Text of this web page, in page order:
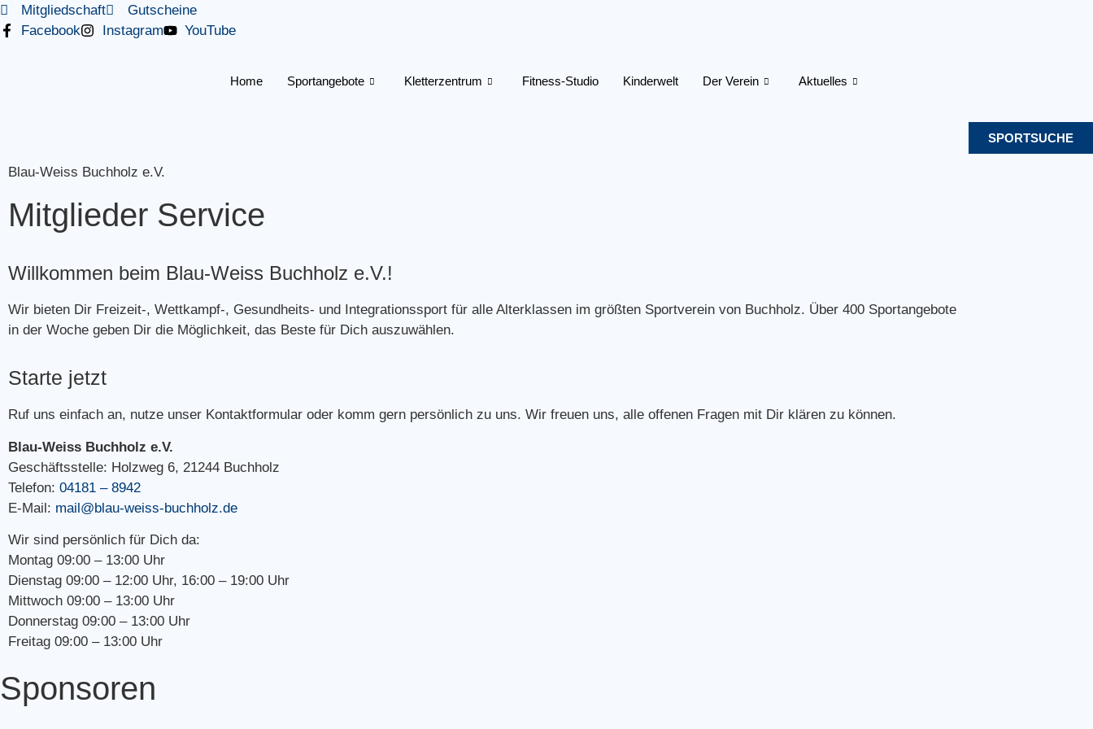
Mitgliedschaft
Gutscheine
Facebook
Instagram YouTube
Home Sportangebote Kletterzentrum Fitness-Studio Kinderwelt Der Verein Aktuelles
SPORTSUCHE
Blau-Weiss Buchholz e.V.
Mitglieder Service
Willkommen beim Blau-Weiss Buchholz e.V.!
Wir bieten Dir Freizeit-, Wettkampf-, Gesundheits- und Integrationssport für alle Alterklassen im größten Sportverein von Buchholz. Über 400 Sportangebote
in der Woche geben Dir die Möglichkeit, das Beste für Dich auszuwählen.
Starte jetzt
Ruf uns einfach an, nutze unser Kontaktformular oder komm gern persönlich zu uns. Wir freuen uns, alle offenen Fragen mit Dir klären zu können.
Blau-Weiss Buchholz e.V.
Geschäftsstelle: Holzweg 6, 21244 Buchholz
Telefon: 04181 – 8942
E-Mail: mail@blau-weiss-buchholz.de
Wir sind persönlich für Dich da:
Montag 09:00 – 13:00 Uhr
Dienstag 09:00 – 12:00 Uhr, 16:00 – 19:00 Uhr
Mittwoch 09:00 – 13:00 Uhr
Donnerstag 09:00 – 13:00 Uhr
Freitag 09:00 – 13:00 Uhr
Sponsoren